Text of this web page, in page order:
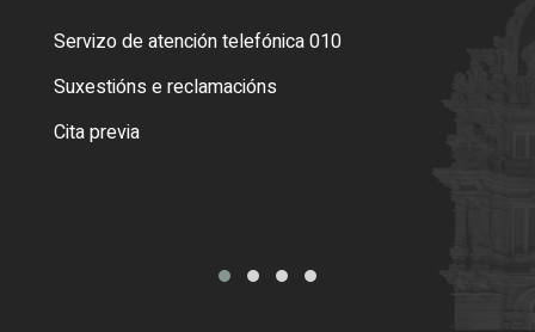
Servizo de atención telefónica 010
Suxestións e reclamacións
Cita previa